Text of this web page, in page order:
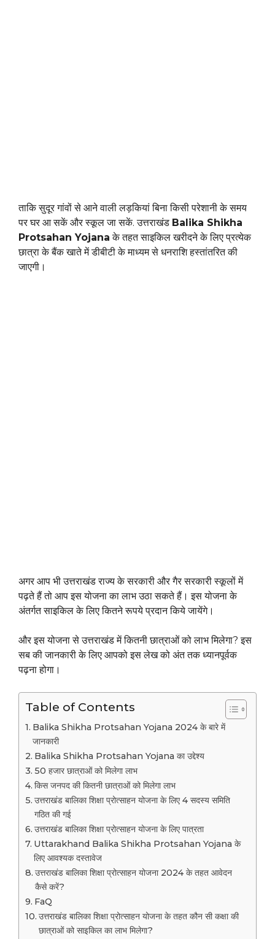
ताकि सुदूर गांवों से आने वाली लड़कियां बिना किसी परेशानी के समय
पर घर आ सकें और स्कूल जा सकें. उत्तराखंड Balika Shikha
Protsahan Yojana के तहत साइकिल खरीदने के लिए प्रत्येक
छात्रा के बैंक खाते में डीबीटी के माध्यम से धनराशि हस्तांतरित की
जाएगी।
अगर आप भी उत्तराखंड राज्य के सरकारी और गैर सरकारी स्कूलों में
पढ़ते हैं तो आप इस योजना का लाभ उठा सकते हैं। इस योजना के
अंतर्गत साइकिल के लिए कितने रूपये प्रदान किये जायेंगे।
और इस योजना से उत्तराखंड में कितनी छात्राओं को लाभ मिलेगा? इस
सब की जानकारी के लिए आपको इस लेख को अंत तक ध्यानपूर्वक
पढ़ना होगा।
Table of Contents
Balika Shikha Protsahan Yojana 2024 के बारे में
जानकारी
Balika Shikha Protsahan Yojana का उद्देश्य
50 हजार छात्राओं को मिलेगा लाभ
किस जनपद की कितनी छात्राओं को मिलेगा लाभ
उत्तराखंड बालिका शिक्षा प्रोत्साहन योजना के लिए 4 सदस्य समिति
गठित की गई
उत्तराखंड बालिका शिक्षा प्रोत्साहन योजना के लिए पात्रता
Uttarakhand Balika Shikha Protsahan Yojana के
लिए आवश्यक दस्तावेज
उत्तराखंड बालिका शिक्षा प्रोत्साहन योजना 2024 के तहत आवेदन
कैसे करें?
FaQ
उत्तराखंड बालिका शिक्षा प्रोत्साहन योजना के तहत कौन सी कक्षा की
छात्राओं को साइकिल का लाभ मिलेगा?